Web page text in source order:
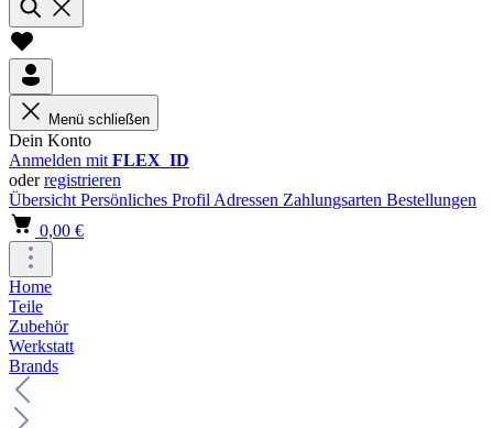
Menü schließen
Dein Konto
Anmelden mit FLEX_ID
oderregistrieren
Übersicht Persönliches Profil Adressen Zahlungsarten Bestellungen
0,00 €
Home
Teile
Zubehör
Werkstatt
Brands